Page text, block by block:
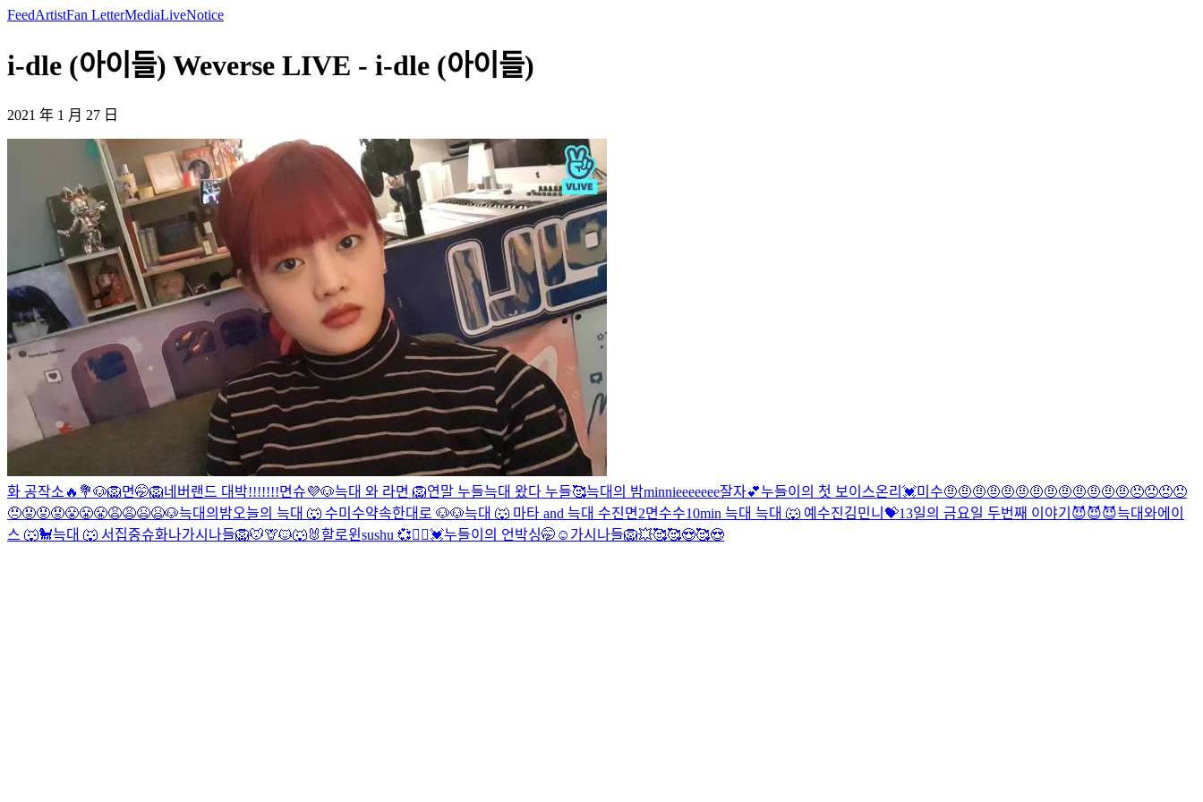
FeedArtistFan LetterMediaLiveNotice
i-dle (아이들) Weverse LIVE - i-dle (아이들)
2021 年 1 月 27 日
화 공작소🔥💐🐶🦁면🤭🦁네버랜드 대박!!!!!!!면슈💜🐶늑대 와 라면 🦁연말 누들늑대 왔다 누들🥰늑대의 밤minnieeeeeee잘자💕누들이의 첫 보이스온리💓미수🤨🤨🤨🤨🤨🤨🤨🤨🤨🤨🤨🤨🤨😠😠😠😠
😠😡😡😡😤😤😤😩😩😫😫🐶늑대의밤오늘의 늑대 🐺 수미수약속한대로 🐶🐶늑대 🐺 마타 and 늑대 수진면2면수수10min 늑대 늑대 🐺 예 수진김민니💝13일의 금요일 두번째 이야기😈😈😈늑대와에이
스 🐺🐩늑대 🐺 서집중슈화나가시나들🦁🐭🦒🐱🐺🐰할로윈sushu 💞👯‍♀️💓누들이의 언박싱🤭☺ 가시나들🦁💥🥰🥰😍🥰😍